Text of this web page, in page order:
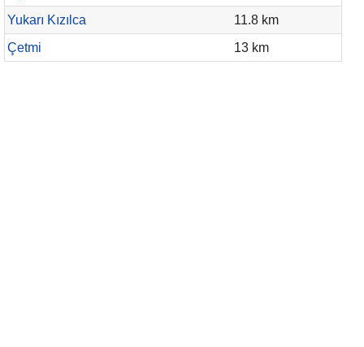
Yukarı Kızılca
11.8 km
Çetmi
13 km